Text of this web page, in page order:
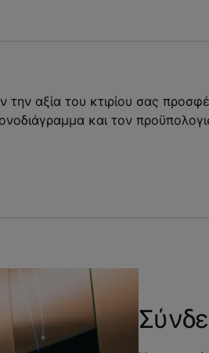
αξία του κτιρίου σας
και τον